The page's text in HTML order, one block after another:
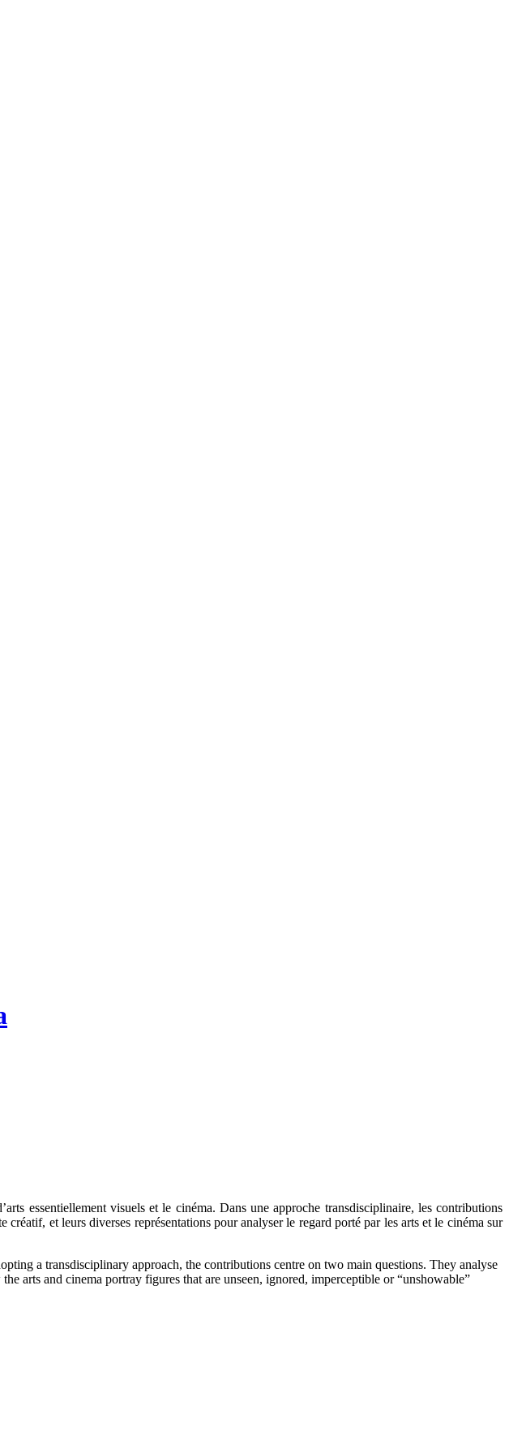
essentiellement visuels et le cinéma. Dans une approche transdisciplinaire, les contributions
et leurs diverses représentations pour analyser le regard porté par les arts et le cinéma sur
a transdisciplinary approach, the contributions centre on two main questions. They analyse
arts and cinema portray figures that are unseen, ignored, imperceptible or “unshowable”